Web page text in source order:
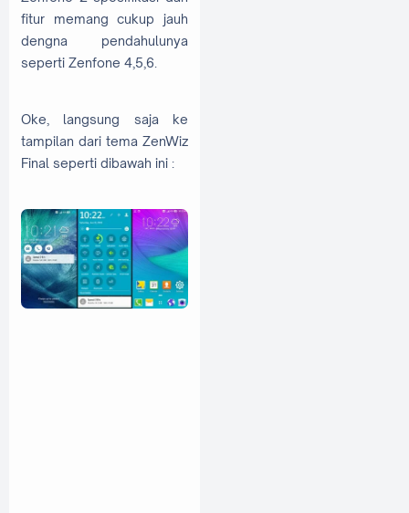
fitur memang cukup jauh
dengna pendahulunya
seperti Zenfone 4,5,6.
Oke, langsung saja ke
tampilan dari tema ZenWiz
Final seperti dibawah ini :